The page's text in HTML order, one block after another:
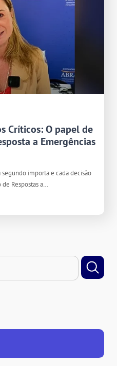
Críticos: O papel de
a Emergências
importa e cada decisão
Respostas a…